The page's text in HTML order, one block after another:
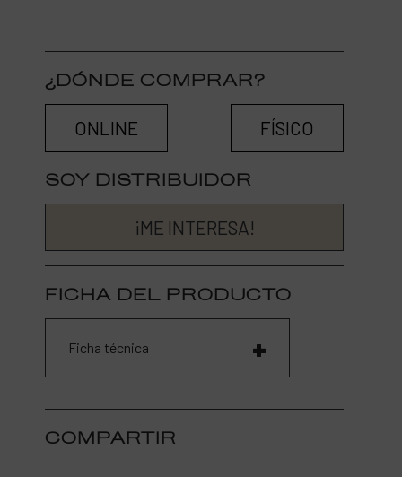
¿DÓNDE COMPRAR?
ONLINE FÍSICO
SOY DISTRIBUIDOR
¡ME INTERESA!
FICHA DEL PRODUCTO
Ficha técnica
COMPARTIR